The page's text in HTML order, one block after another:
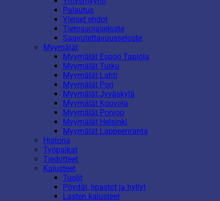
Palautus
Yleiset ehdot
Tietosuojaseloste
Saavutettavuusseloste
Myymälät
Myymälät Espoo Tapiola
Myymälät Turku
Myymälät Lahti
Myymälät Pori
Myymälät Jyväskylä
Myymälät Kouvola
Myymälät Porvoo
Myymälät Helsinki
Myymälät Lappeenranta
Historia
Työpaikat
Tiedotteet
Kalusteet
Tuolit
Pöydät, lipastot ja hyllyt
Lasten kalusteet